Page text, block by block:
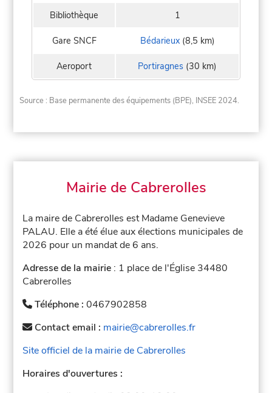
Bibliothèque 1
Gare SNCF Bédarieux(8,5 km)
Aeroport Portiragnes (30 km)
Source : Base permanente des équipements (BPE), INSEE 2024.
Mairie de Cabrerolles
La maire de Cabrerolles est Madame Genevieve
PALAU. Elle a été élue aux élections municipales de
2026 pour un mandat de 6 ans.
Adresse de la mairie : 1 place de l'Église 34480
Cabrerolles
Téléphone :0467902858
Contact email : mairie@cabrerolles.fr
Site officiel de la mairie de Cabrerolles
Horaires d'ouvertures :